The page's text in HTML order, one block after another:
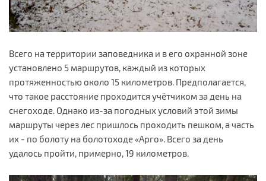
Всего на территории заповедника и в его охранной зоне
установлено 5 маршрутов, каждый из которых
протяженностью около 15 километров. Предполагается,
что такое расстояние проходится учётчиком за день на
снегоходе. Однако из-за погодных условий этой зимы
маршруты через лес пришлось проходить пешком, а часть
их - по болоту на болотоходе «Арго». Всего за день
удалось пройти, примерно, 19 километров.